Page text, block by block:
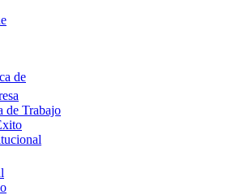
de
de Trabajo